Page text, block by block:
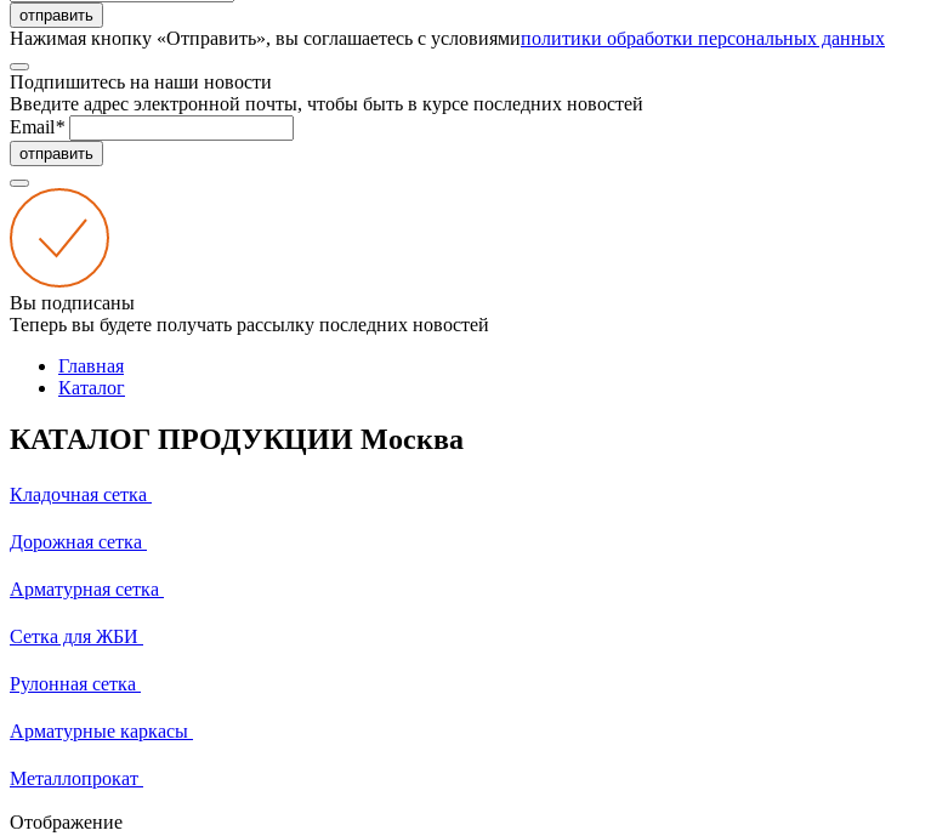
отправить
Нажимая кнопку «Отправить», вы соглашаетесь с условиямиполитики обработки персональных данных
Подпишитесь на наши новости
Введите адрес электронной почты, чтобы быть в курсе последних новостей
Email*
отправить
Вы подписаны
Теперь вы будете получать рассылку последних новостей
Главная
Каталог
КАТАЛОГ ПРОДУКЦИИ Москва
Кладочная сетка
Дорожная сетка
Арматурная сетка
Сетка для ЖБИ
Рулонная сетка
Арматурные каркасы
Металлопрокат
Отображение